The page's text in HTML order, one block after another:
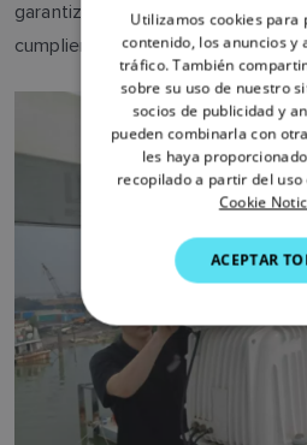
garantizando que los productos
cumpliendo los requisitos más
Utilizamos cookies para
contenido, los anuncios y
tráfico. También
sobre su uso de nuestro
socios de publicidad y
pueden combinarla con
les haya
recopilado a partir del uso
Cookie
ACEPTAR